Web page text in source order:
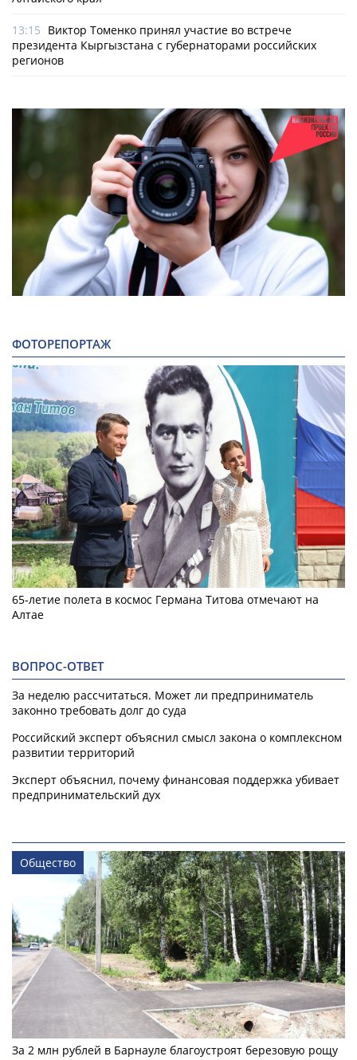
13:15 Виктор Томенко принял участие во встрече
президента Кыргызстана с губернаторами российских
регионов
ФОТОРЕПОРТАЖ
65-летие полета в космос Германа Титова отмечают на
Алтае
ВОПРОС-ОТВЕТ
За неделю рассчитаться. Может ли предприниматель
законно требовать долг до суда
Российский эксперт объяснил смысл закона о комплексном
развитии территорий
Эксперт объяснил, почему финансовая поддержка убивает
предпринимательский дух
Общество
За 2 млн рублей в Барнауле благоустроят березовую рощу